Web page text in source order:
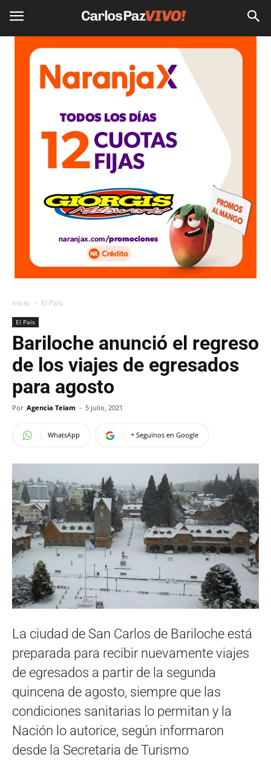
Inicio El Pais
El Pais
Bariloche anunció el regreso
de los viajes de egresados
para agosto
Por Agencia Telam - 5 julio, 2021
WhatsApp + Seguinos en Google
La ciudad de San Carlos de Bariloche está
preparada para recibir nuevamente viajes
de egresados a partir de la segunda
quincena de agosto, siempre que las
condiciones sanitarias lo permitan y la
Nación lo autorice, según informaron
desde la Secretaria de Turismo